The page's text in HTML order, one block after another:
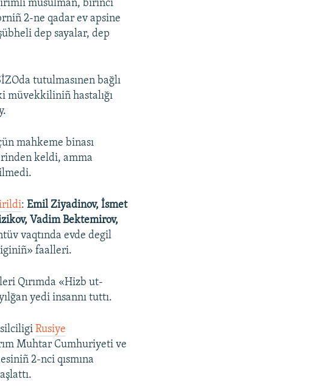
musulman, birinci
2-ne qadar ev apsine
dep sayalar, dep
tutulmasınen bağlı
müvekkiliniñ hastalığı
mahkeme binası
keldi, amma
:Emil Ziyadinov, İsmet
Vadim Bektemirov,
vaqtında evde degil
faalleri.
Qırımda «Hizb ut-
yedi insannı tuttı.
Rusiye
Muhtar Cumhuriyeti ve
2-nci qısmına